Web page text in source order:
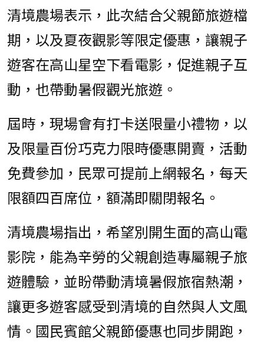
清境農場表示，此次結合父親節旅遊檔
期，以及夏夜觀影等限定優惠，讓親子
遊客在高山星空下看電影，促進親子互
動，也帶動暑假觀光旅遊。
屆時，現場會有打卡送限量小禮物，以
及限量百份巧克力限時優惠開賣，活動
免費參加，民眾可提前上網報名，每天
限額四百席位，額滿即關閉報名。
清境農場指出，希望別開生面的高山電
影院，能為辛勞的父親創造專屬親子旅
遊體驗，並盼帶動清境暑假旅宿熱潮，
讓更多遊客感受到清境的自然與人文風
情。國民賓館父親節優惠也同步開跑，